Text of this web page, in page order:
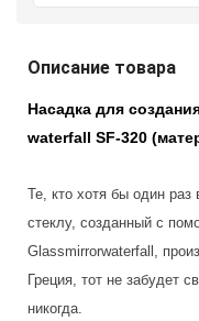
Описание товара
Насадка для
waterfall SF-320
Те, кто хотя бы один
стеклу, созданный с
Glassmirrorwaterfall,
Греция, тот не забудет
никогда.